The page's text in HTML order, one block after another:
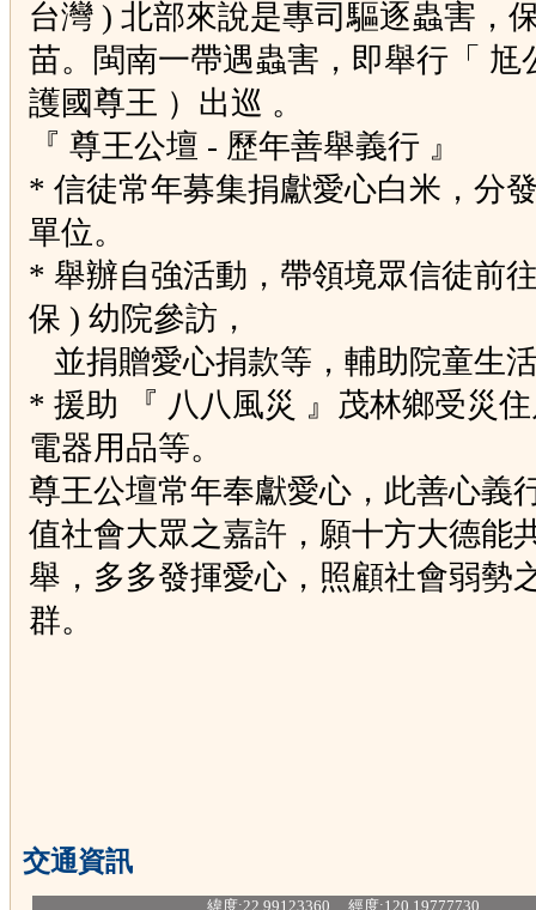
台灣 ) 北部來說是專司驅逐蟲害，
苗。閩南一帶遇蟲害，即舉行「 尪
護國尊王 ）出巡 。
『 尊王公壇 - 歷年善舉義行 』
* 信徒常年募集捐獻愛心白米，分
單位。
* 舉辦自強活動，帶領境眾信徒前
保 ) 幼院參訪，
並捐贈愛心捐款等，輔助院童生
* 援助 『 八八風災 』茂林鄉受災
電器用品等。
尊王公壇常年奉獻愛心，此善心義
值社會大眾之嘉許，願十方大德能
舉，多多發揮愛心，照顧社會弱勢
群。
交通資訊
緯度:22.99123360 經度:120.19777730